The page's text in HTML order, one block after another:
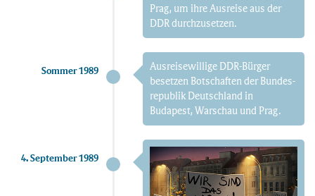
Prag, um ihre Ausreise aus der
DDR durchzusetzen.
Ausreisewillige DDR-Bürger
besetzen Botschaften der Bundes­
republik Deutsch­land in
Budapest, Warschau und Prag.
Sommer 1989
4. September 1989